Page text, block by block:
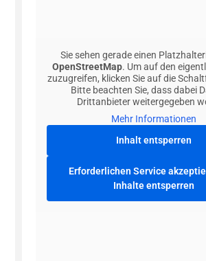
Sie sehen gerade einen
OpenStreetMap. Um auf den
zuzugreifen, klicken Sie auf die
Bitte beachten Sie, dass dabei
Drittanbieter weitergegeben
Mehr Informationen
Inhalt entsperren
Erforderlichen Service
Inhalte entsperren